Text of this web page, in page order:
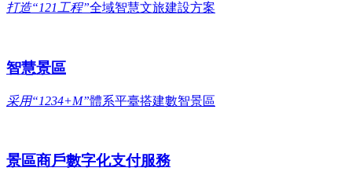
打造“121工程”全域智慧文旅建設方案
智慧景區
采用“1234+M”體系平臺搭建數智景區
景區商戶數字化支付服務